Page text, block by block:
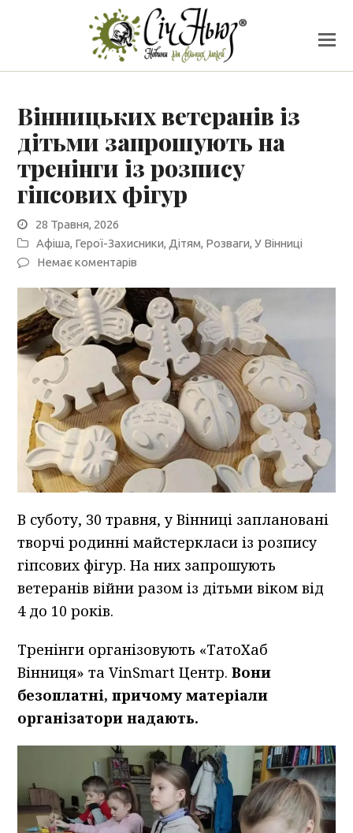
Вінницьких ветеранів із
дітьми запрошують на
тренінги із розпису
гіпсових фігур
28 Травня, 2026
Афіша, Герої-Захисники, Дітям, Розваги,У Вінниці
Немає коментарів
В суботу, 30 травня, у Вінниці заплановані
творчі родинні майстеркласи із розпису
гіпсових фігур. На них запрошують
ветеранів війни разом із дітьми віком від
4 до 10 років.
Тренінги організовують «ТатоХаб
Вінниця» та VinSmart Центр.Вони
безоплатні, причому матеріали
організатори надають.